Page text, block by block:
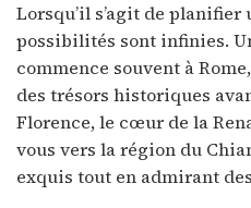
Lorsqu’il s’agit de
possibilités sont infinies.
commence souvent à
des trésors historiques
Florence, le cœur de la
vous vers la région du
exquis tout en admirant